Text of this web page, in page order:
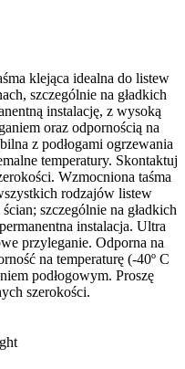
klejąca idealna do listew
szczególnie na gładkich
instalację, z wysoką
oraz odpornością na
z podłogami ogrzewania
temperatury. Skontaktuj
Wzmocniona taśma
rodzajów listew
szczególnie na gładkich
instalacja. Ultra
przyleganie. Odporna na
na temperaturę (-40º C
podłogowym. Proszę
szerokości.